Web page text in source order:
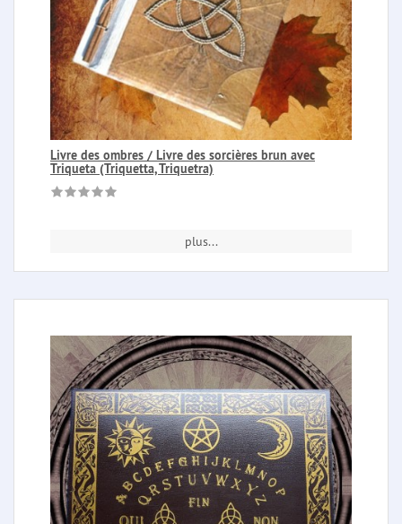
Livre des ombres / Livre des sorcières brun avec
Triqueta (Triquetta, Triquetra)
plus...